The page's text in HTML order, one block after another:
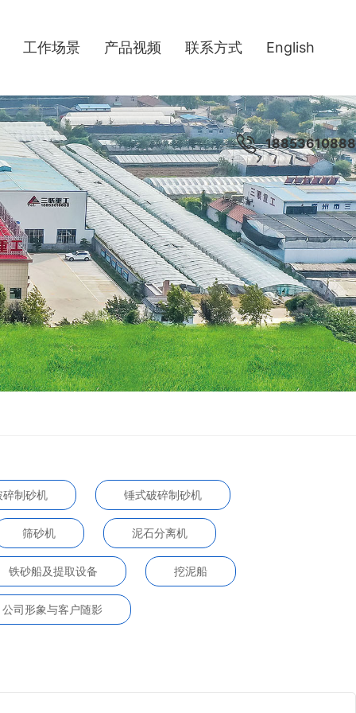
工作场景 产品视频 联系方式 English
18853610888
碎制砂机 锤式破碎制砂机
筛砂机 泥石分离机
铁砂船及提取设备 挖泥船
公司形象与客户随影